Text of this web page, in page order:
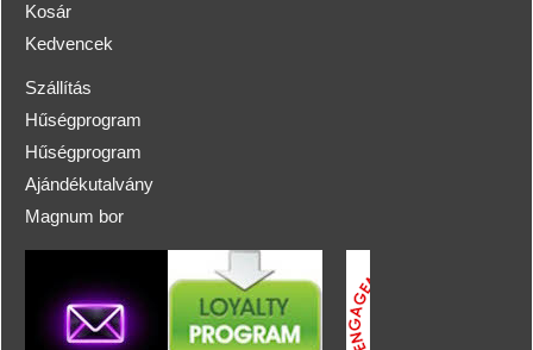
Kosár
Kedvencek
Szállítás
Hűségprogram
Hűségprogram
Ajándékutalvány
Magnum bor